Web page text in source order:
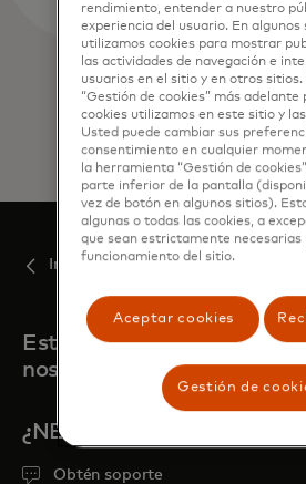
Inicio
Estamos aquí para cuando
nos necesites
¿NECESITAS AYUDA?
Obtén soporte
rendimiento, entender a nuestro
experiencia del usuario. En
utilizamos cookies para mostrar
las actividades de navegación e
usuarios en el sitio y en otros sitios.
“Gestión de cookies” más adelante
cookies utilizamos en este sitio y
Usted puede cambiar sus
consentimiento en cualquier
la herramienta “Gestión de
parte inferior de la pantalla
vez de botón en algunos sitios).
algunas o todas las cookies, a
que sean estrictamente necesarias
funcionamiento del sitio.
Aceptar cookies
Gestión de